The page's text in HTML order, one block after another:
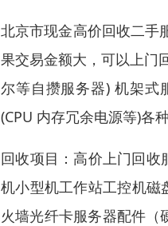
北京市现金高价回收二手
果交易金额大，可以上门
尔等自攒服务器) 机架式
(CPU 内存冗余电源等)各
回收项目：高价上门回收
机小型机工作站工控机磁
火墙光纤卡服务器配件